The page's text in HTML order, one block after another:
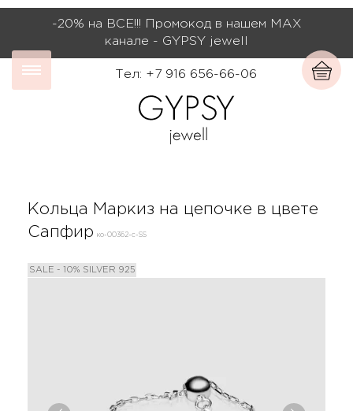
-20% на ВСЕ!!! Промокод в нашем МАХ
канале - GYPSY jewell
Тел: +7 916 656-66-06
Кольца Маркиз на цепочке в цвете
Сапфир
ко-00362-с-SS
SALE - 10% SILVER 925